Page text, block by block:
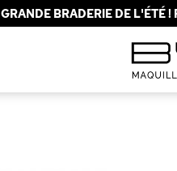
GRANDE BRADERIE DE L'ÉTÉ